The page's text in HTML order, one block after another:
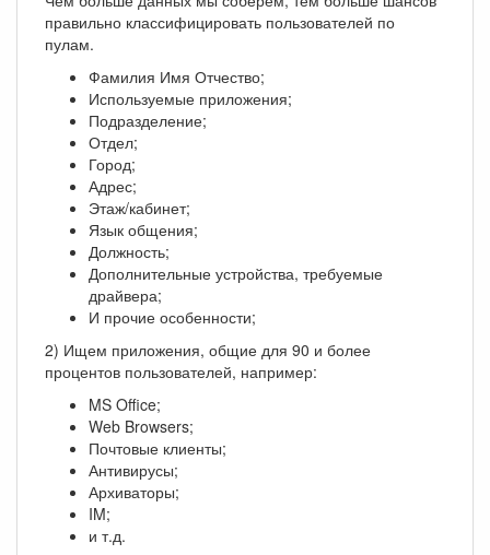
правильно классифицировать пользователей по
пулам.
Фамилия Имя Отчество;
Используемые приложения;
Подразделение;
Отдел;
Город;
Адрес;
Этаж/кабинет;
Язык общения;
Должность;
Дополнительные устройства, требуемые
драйвера;
И прочие особенности;
2) Ищем приложения, общие для 90 и более
процентов пользователей, например:
MS Office;
Web Browsers;
Почтовые клиенты;
Антивирусы;
Архиваторы;
IM;
и т.д.